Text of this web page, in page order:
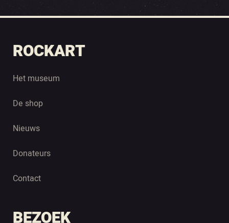
ROCKART
Het museum
De shop
Nieuws
Donateurs
Contact
BEZOEK